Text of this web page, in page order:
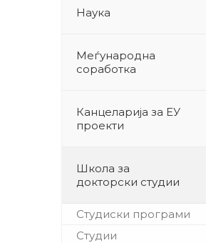
Наука
Меѓународна
соработка
Канцеларија за ЕУ
проекти
Школа за
докторски студии
Студиски програми
Студии